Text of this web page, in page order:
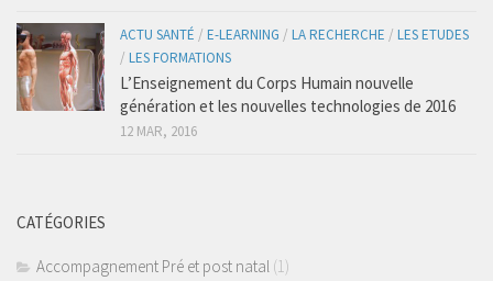
Presse
Se connecter
ACTU SANTÉ / E-LEARNING / LA RECHERCHE / LES ETUDES
/ LES FORMATIONS
L’Enseignement du Corps Humain nouvelle
génération et les nouvelles technologies de 2016
12 MAR, 2016
CATÉGORIES
Accompagnement Pré et post natal (1)